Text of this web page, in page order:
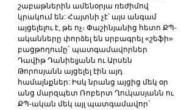
շաբաթներին ամենօրյա ռեժիմով
կրակում են: Հայտնի չէ՝ այս անգամ
այցելելու է, թե ոչ։ Փաշինյանից հետո ՔՊ-
ականները փորձել են սրբագրել «շեֆի»
բացթողումը` պատգամավորներ
Դավիթ Դանիելյանն ու Արսեն
Թորոսյանն այցելել էին այդ
համայնքներ: Իսկ նրանց այցից մեկ օր
անց մարզպետ Ռոբերտ Ղուկասյանն ու
ՔՊ-ական մեկ այլ պատգամավոր`